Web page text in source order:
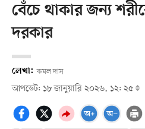
বেঁচে থাকার জন্য
দরকার
লেখা: কমল দাস
আপডেট: ১৮ জানুয়ারি ২০২৬, ১২: ২৫